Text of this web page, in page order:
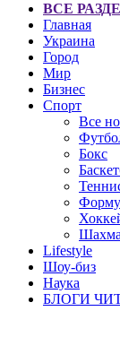
ВСЕ
Главная
Украина
Город
Мир
Бизнес
Спорт
Все
Бокс
Lifestyle
Шоу-биз
Наука
БЛОГИ